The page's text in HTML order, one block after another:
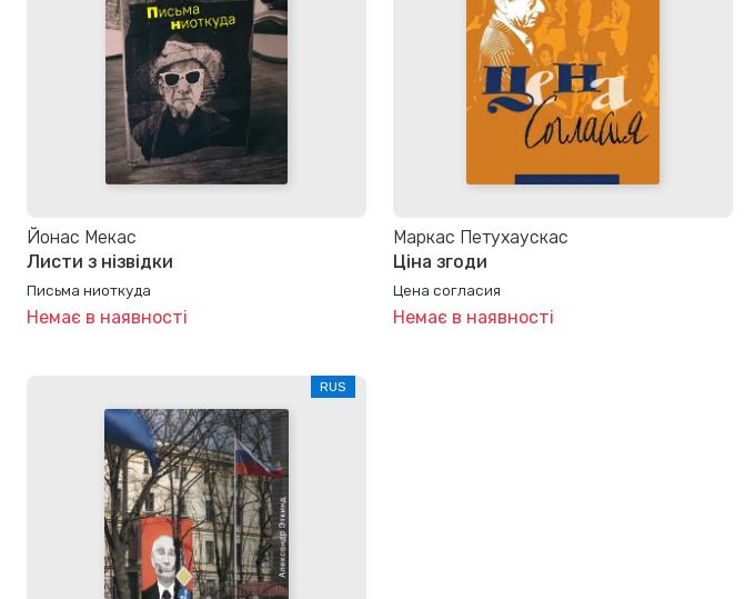
Йонас Мекас
Листи з нізвідки
Письма ниоткуда
Немає в наявності
Маркас Петухаускас
Ціна згоди
Цена согласия
Немає в наявності
RUS